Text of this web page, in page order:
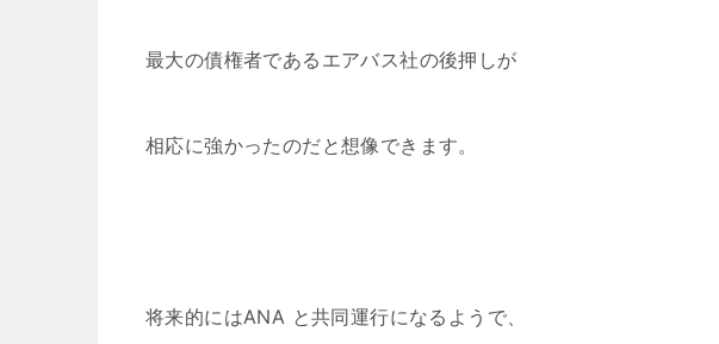
最大の債権者であるエアバス社の後押しが
相応に強かったのだと想像できます。
将来的にはANA と共同運行になるようで、